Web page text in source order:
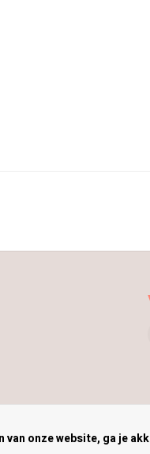
van onze website, ga je